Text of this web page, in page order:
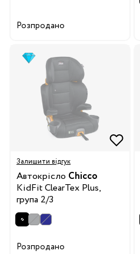
Розпродано
Залишити відгук
Автокрісло Chicco
KidFit ClearTex Plus,
група 2/3
Розпродано